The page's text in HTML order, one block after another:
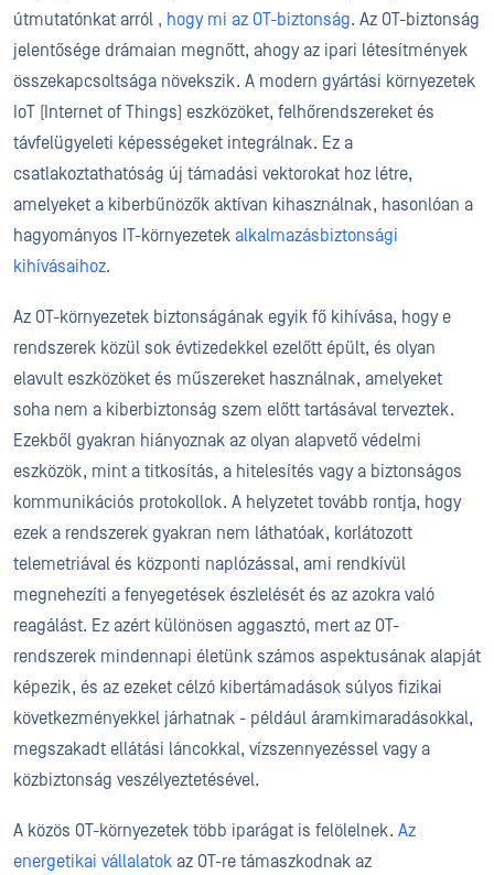
útmutatónkat arról , hogy mi az OT-biztonság. Az OT-biztonság
jelentősége drámaian megnőtt, ahogy az ipari létesítmények
összekapcsoltsága növekszik. A modern gyártási környezetek
IoT (Internet of Things) eszközöket, felhőrendszereket és
távfelügyeleti képességeket integrálnak. Ez a
csatlakoztathatóság új támadási vektorokat hoz létre,
amelyeket a kiberbűnözők aktívan kihasználnak, hasonlóan a
hagyományos IT-környezetek alkalmazásbiztonsági
kihívásaihoz.
Az OT-környezetek biztonságának egyik fő kihívása, hogy e
rendszerek közül sok évtizedekkel ezelőtt épült, és olyan
elavult eszközöket és műszereket használnak, amelyeket
soha nem a kiberbiztonság szem előtt tartásával terveztek.
Ezekből gyakran hiányoznak az olyan alapvető védelmi
eszközök, mint a titkosítás, a hitelesítés vagy a biztonságos
kommunikációs protokollok. A helyzetet tovább rontja, hogy
ezek a rendszerek gyakran nem láthatóak, korlátozott
telemetriával és központi naplózással, ami rendkívül
megnehezíti a fenyegetések észlelését és az azokra való
reagálást. Ez azért különösen aggasztó, mert az OT-
rendszerek mindennapi életünk számos aspektusának alapját
képezik, és az ezeket célzó kibertámadások súlyos fizikai
következményekkel járhatnak - például áramkimaradásokkal,
megszakadt ellátási láncokkal, vízszennyezéssel vagy a
közbiztonság veszélyeztetésével.
A közös OT-környezetek több iparágat is felölelnek. Az
energetikai vállalatok az OT-re támaszkodnak az